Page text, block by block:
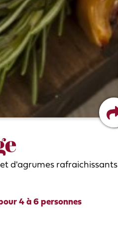
d'agrumes rafraichissants
4 à 6 personnes